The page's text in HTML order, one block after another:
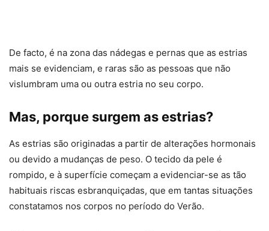
De facto, é na zona das nádegas e pernas que as estrias
mais se evidenciam, e raras são as pessoas que não
vislumbram uma ou outra estria no seu corpo.
Mas, porque surgem as estrias?
As estrias são originadas a partir de alterações hormonais
ou devido a mudanças de peso. O tecido da pele é
rompido, e à superfície começam a evidenciar-se as tão
habituais riscas esbranquiçadas, que em tantas situações
constatamos nos corpos no período do Verão.